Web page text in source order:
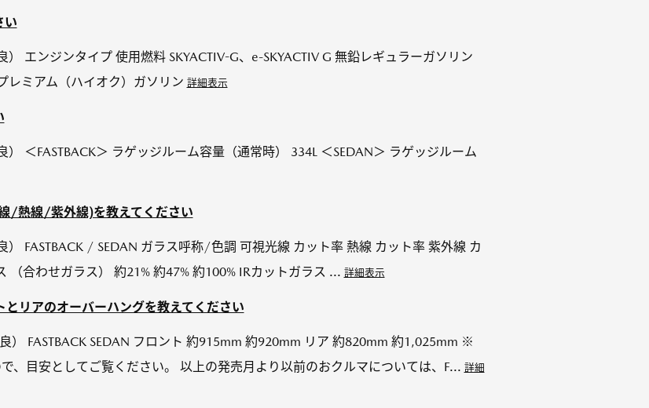
い
エンジンタイプ 使用燃料 SKYACTIV-G、e-SKYACTIV G 無鉛レギュラーガソリン
レミアム（ハイオク）ガソリン 詳細表示
＜FASTBACK＞ ラゲッジルーム容量（通常時） 334L ＜SEDAN＞ ラゲッジルーム
/熱線/紫外線)を教えてください
FASTBACK / SEDAN ガラス呼称/色調 可視光線 カット率 熱線 カット率 紫外線 カ
（合わせガラス） 約21% 約47% 約100% IRカットガラス ... 詳細表示
リアのオーバーハングを教えてください
FASTBACK SEDAN フロント 約915mm 約920mm リア 約820mm 約1,025mm ※
、目安としてご覧ください。 以上の発売月より以前のおクルマについては、F... 詳細